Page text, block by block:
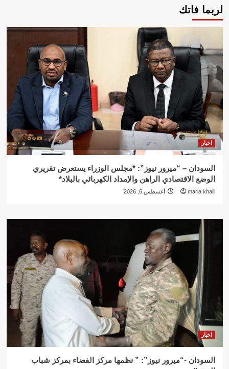
لربما فاتك
اخبار
السودان – “ميرور نيوز”: *مجلس الوزراء يستعرض تقريري
الوضع الاقتصادي الراهن والإمداد الكهربائي بالبلاد*
maria khalil أغسطس 6, 2026
اخبار
السودان -“ميرور نيوز”: ” نظمها مركز الفضاء بمركز شباب